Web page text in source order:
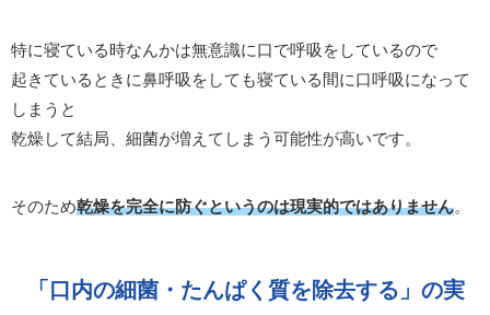
特に寝ている時なんかは無意識に口で呼吸をしているので
起きているときに鼻呼吸をしても寝ている間に口呼吸になって
しまうと
乾燥して結局、細菌が増えてしまう可能性が高いです。
そのため乾燥を完全に防ぐというのは現実的ではありません。
「 口内の細菌・たんぱく質を除去する」の実